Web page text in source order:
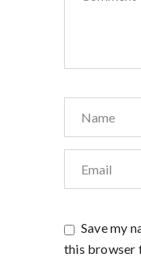
Save my
this browser